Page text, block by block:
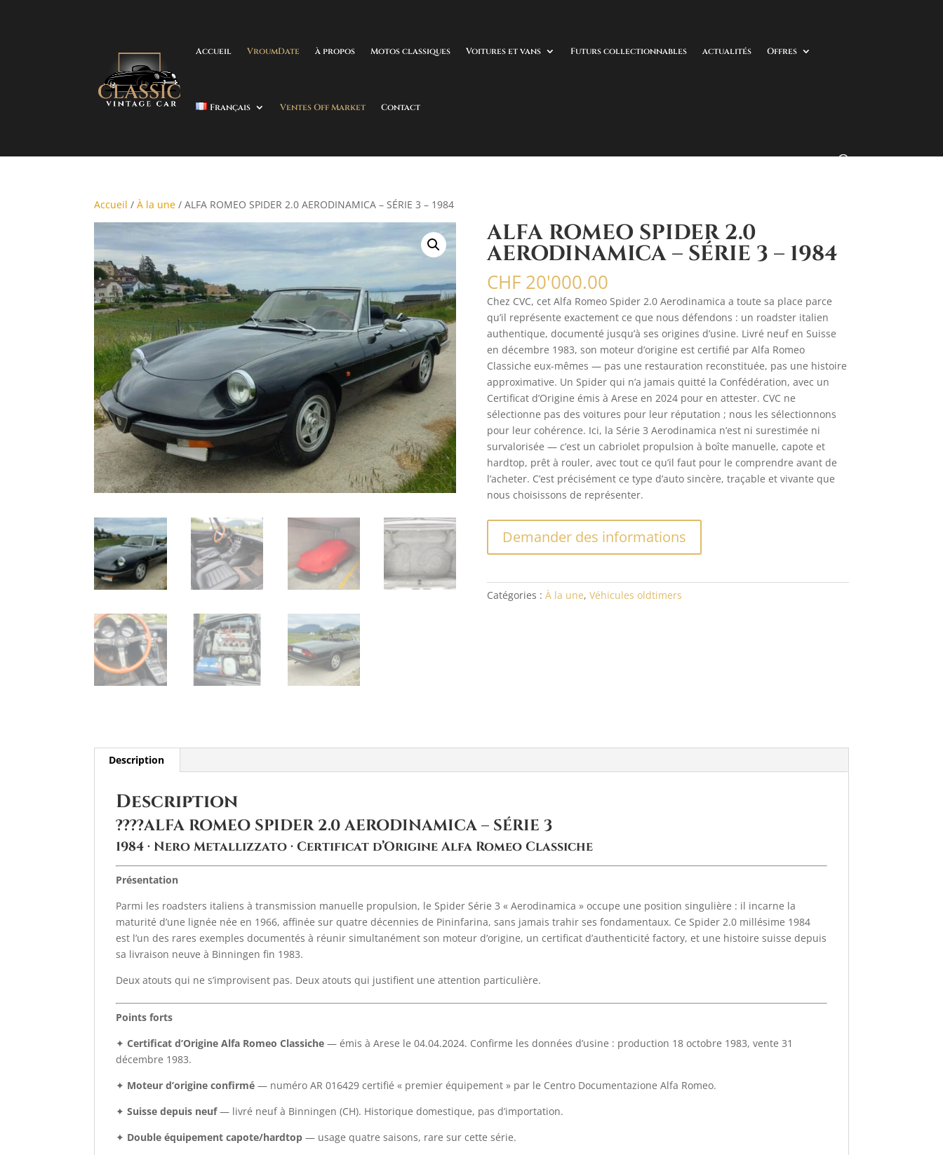
Accueil VroumDate à propos Motos classiques Voitures et vans Futurs collectionnables actualités Offres
Français Ventes Off Market Contact
Accueil /À la une / ALFA ROMEO SPIDER 2.0 AERODINAMICA – SÉRIE 3 – 1984
ALFA ROMEO SPIDER 2.0
AERODINAMICA – SÉRIE 3 – 1984
CHF20'000.00
Chez CVC, cet Alfa Romeo Spider 2.0 Aerodinamica a toute sa place parce
qu’il représente exactement ce que nous défendons : un roadster italien
authentique, documenté jusqu’à ses origines d’usine. Livré neuf en Suisse
en décembre 1983, son moteur d’origine est certifié par Alfa Romeo
Classiche eux-mêmes — pas une restauration reconstituée, pas une histoire
approximative. Un Spider qui n’a jamais quitté la Confédération, avec un
Certificat d’Origine émis à Arese en 2024 pour en attester. CVC ne
sélectionne pas des voitures pour leur réputation ; nous les sélectionnons
pour leur cohérence. Ici, la Série 3 Aerodinamica n’est ni surestimée ni
survalorisée — c’est un cabriolet propulsion à boîte manuelle, capote et
hardtop, prêt à rouler, avec tout ce qu’il faut pour le comprendre avant de
l’acheter. C’est précisément ce type d’auto sincère, traçable et vivante que
nous choisissons de représenter.
Demander des informations
Catégories : À la une, Véhicules oldtimers
Description
Description
????ALFA ROMEO SPIDER 2.0 AERODINAMICA – SÉRIE 3
1984 · Nero Metallizzato · Certificat d’Origine Alfa Romeo Classiche
Présentation
Parmi les roadsters italiens à transmission manuelle propulsion, le Spider Série 3 « Aerodinamica » occupe une position singulière : il incarne la
maturité d’une lignée née en 1966, affinée sur quatre décennies de Pininfarina, sans jamais trahir ses fondamentaux. Ce Spider 2.0 millésime 1984
est l’un des rares exemples documentés à réunir simultanément son moteur d’origine, un certificat d’authenticité factory, et une histoire suisse depuis
sa livraison neuve à Binningen fin 1983.
Deux atouts qui ne s’improvisent pas. Deux atouts qui justifient une attention particulière.
Points forts
✦Certificat d’Origine Alfa Romeo Classiche — émis à Arese le 04.04.2024. Confirme les données d’usine : production 18 octobre 1983, vente 31
décembre 1983.
✦ Moteur d’origine confirmé — numéro AR 016429 certifié « premier équipement » par le Centro Documentazione Alfa Romeo.
✦Suisse depuis neuf— livré neuf à Binningen (CH). Historique domestique, pas d’importation.
✦ Double équipement capote/hardtop — usage quatre saisons, rare sur cette série.